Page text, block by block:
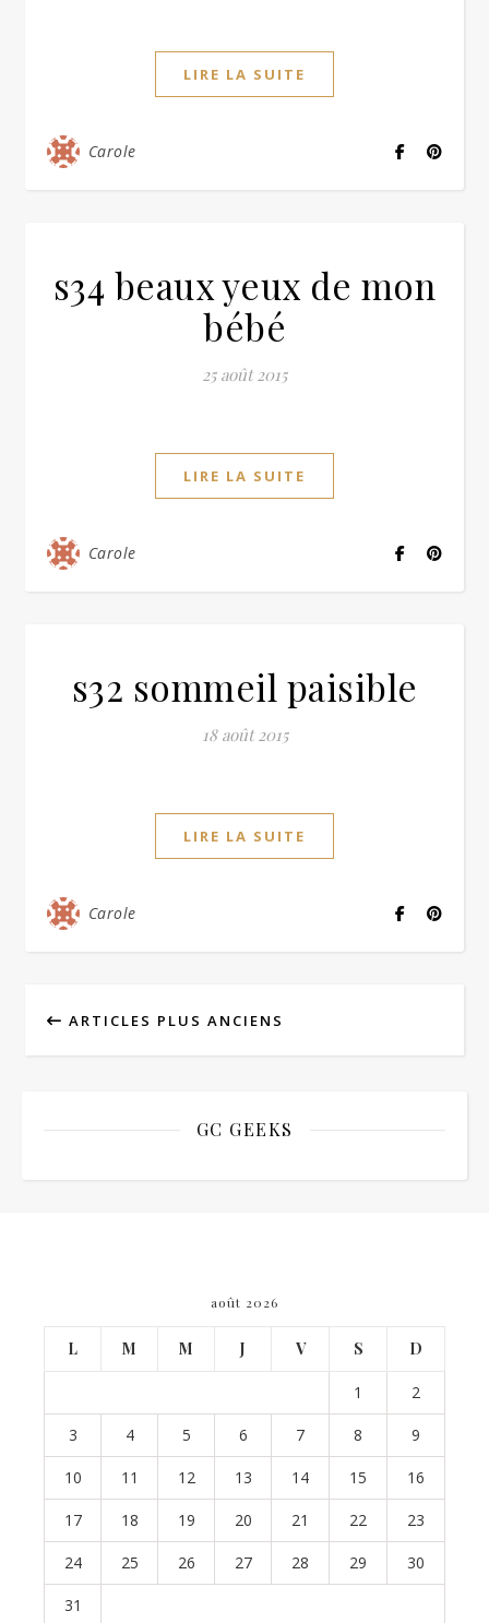
LIRE LA SUITE
Carole
s34 beaux yeux de mon
bébé
25 août 2015
LIRE LA SUITE
Carole
s32 sommeil paisible
18 août 2015
LIRE LA SUITE
Carole
ARTICLES PLUS ANCIENS
GC GEEKS
août 2026
L M M J V S D
1 2
3 4 5 6 7 8 9
10 11 12 13 14 15 16
17 18 19 20 21 22 23
24 25 26 27 28 29 30
31